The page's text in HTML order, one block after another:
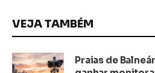
VEJA TAMBÉM
Praias de